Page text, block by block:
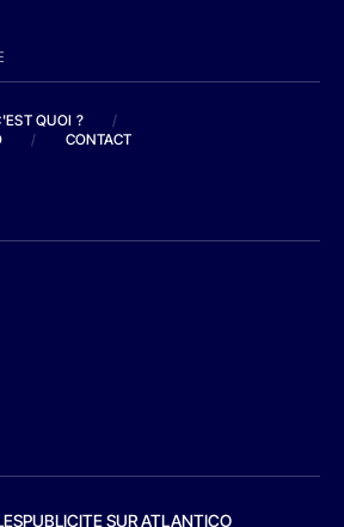
QUOI ?
/
/ CONTACT
PUBLICITE SUR ATLANTICO